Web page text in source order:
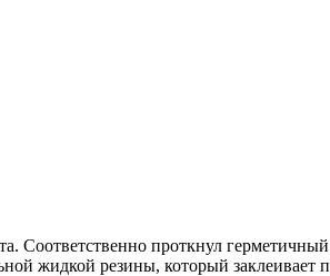
Соответственно проткнул
жидкой резины, который заклеивает